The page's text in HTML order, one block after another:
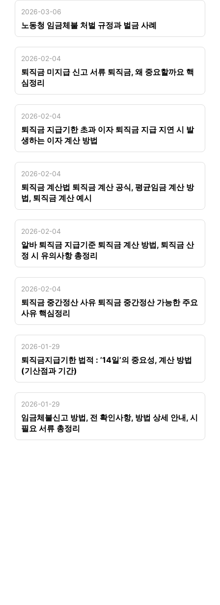
2026-03-06
노동청 임금체불 처벌 규정과 벌금 사례
2026-02-04
퇴직금 미지급 신고 서류 퇴직금, 왜 중요할까요 핵
심정리
2026-02-04
퇴직금 지급기한 초과 이자 퇴직금 지급 지연 시 발
생하는 이자 계산 방법
2026-02-04
퇴직금 계산법 퇴직금 계산 공식, 평균임금 계산 방
법, 퇴직금 계산 예시
2026-02-04
알바 퇴직금 지급기준 퇴직금 계산 방법, 퇴직금 산
정 시 유의사항 총정리
2026-02-04
퇴직금 중간정산 사유 퇴직금 중간정산 가능한 주요
사유 핵심정리
2026-01-29
퇴직금지급기한 법적 : ’14일’의 중요성, 계산 방법
(기산점과 기간)
2026-01-29
임금체불신고 방법, 전 확인사항, 방법 상세 안내, 시
필요 서류 총정리